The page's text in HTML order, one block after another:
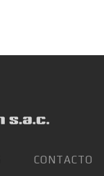
CONTACTO